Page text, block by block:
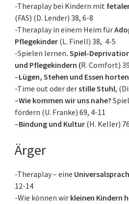
-Theraplay bei Kindern mit
(FAS) (D. Lender) 38, 6-8
-Theraplay in einem Heim für
Pflegekinder (L. Finell) 38, 4-5
-Spielen lernen. Spiel-
und Pflegekindern (R. Comfort)
–Lügen, Stehen und Essen horten
-Time out oder derstille Stuhl,
–Wie kommen wir uns nahe?
fördern (U. Franke) 69, 4-11
–Bindung und Kultur (H. Keller)
Ärger
-Theraplay – eine
12-14
-Wie können wir kleinen Kindern